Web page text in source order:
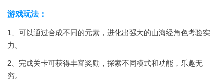
游戏玩法：
1、可以通过合成不同的元素，进化出强大的山海经角色考验实
力。
2、完成关卡可获得丰富奖励，探索不同模式和功能，乐趣无
穷。